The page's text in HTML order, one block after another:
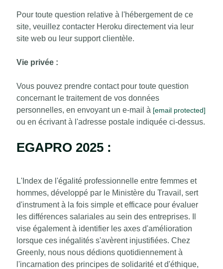
Pour toute question relative à l'hébergement de ce
site, veuillez contacter Heroku directement via leur
site web ou leur support clientèle.
Vie privée :
Vous pouvez prendre contact pour toute question
concernant le traitement de vos données
personnelles, en envoyant un e-mail à [email protected]
ou en écrivant à l'adresse postale indiquée ci-dessus.
EGAPRO 2025 :
L'Index de l'égalité professionnelle entre femmes et
hommes, développé par le Ministère du Travail, sert
d'instrument à la fois simple et efficace pour évaluer
les différences salariales au sein des entreprises. Il
vise également à identifier les axes d'amélioration
lorsque ces inégalités s'avèrent injustifiées. Chez
Greenly, nous nous dédions quotidiennement à
l'incarnation des principes de solidarité et d'éthique,